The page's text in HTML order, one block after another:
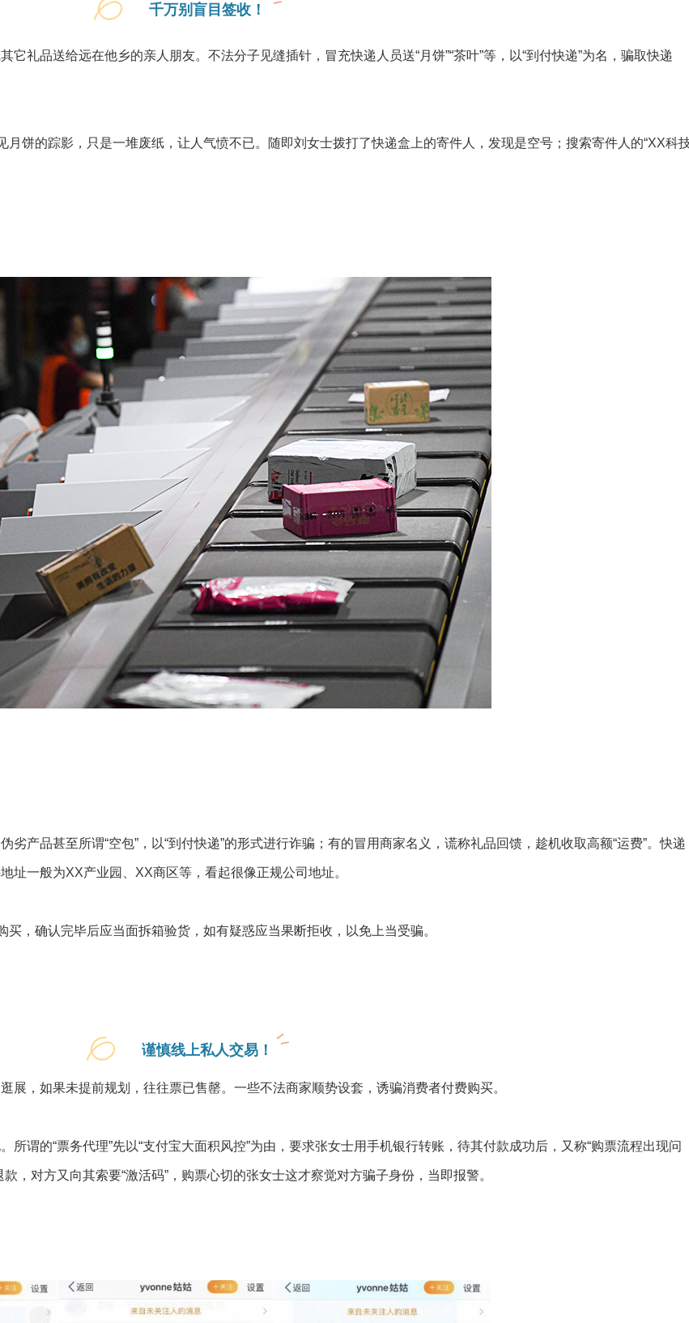
千万别盲目签收！
礼品送给远在他乡的亲人朋友。不法分子见缝插针，冒充快递人员送“月饼”“茶叶”等，以“到付快递”为名，骗取快递
月饼的踪影，只是一堆废纸，让人气愤不已。随即刘女士拨打了快递盒上的寄件人，发现是空号；搜索寄件人的“XX科
产品甚至所谓“空包”，以“到付快递”的形式进行诈骗；有的冒用商家名义，谎称礼品回馈，趁机收取高额“运费”。快递
址一般为XX产业园、XX商区等，看起很像正规公司地址。
，确认完毕后应当面拆箱验货，如有疑惑应当果断拒收，以免上当受骗。
谨慎线上私人交易！
展，如果未提前规划，往往票已售罄。一些不法商家顺势设套，诱骗消费者付费购买。
谓的“票务代理”先以“支付宝大面积风控”为由，要求张女士用手机银行转账，待其付款成功后，又称“购票流程出现问
，对方又向其索要“激活码”，购票心切的张女士这才察觉对方骗子身份，当即报警。